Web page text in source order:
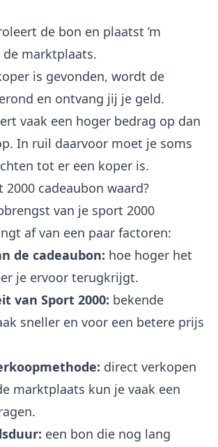
de bon en plaatst ’m
marktplaats.
is gevonden, wordt de
en ontvang jij je geld.
vaak een hoger bedrag op dan
In ruil daarvoor moet je soms
tot er een koper is.
2000 cadeaubon waard?
van je sport 2000
af van een paar factoren:
de cadeaubon: hoe hoger het
je ervoor terugkrijgt.
van Sport 2000: bekende
sneller en voor een betere prijs
direct verkopen
marktplaats kun je vaak een
een bon die nog lang